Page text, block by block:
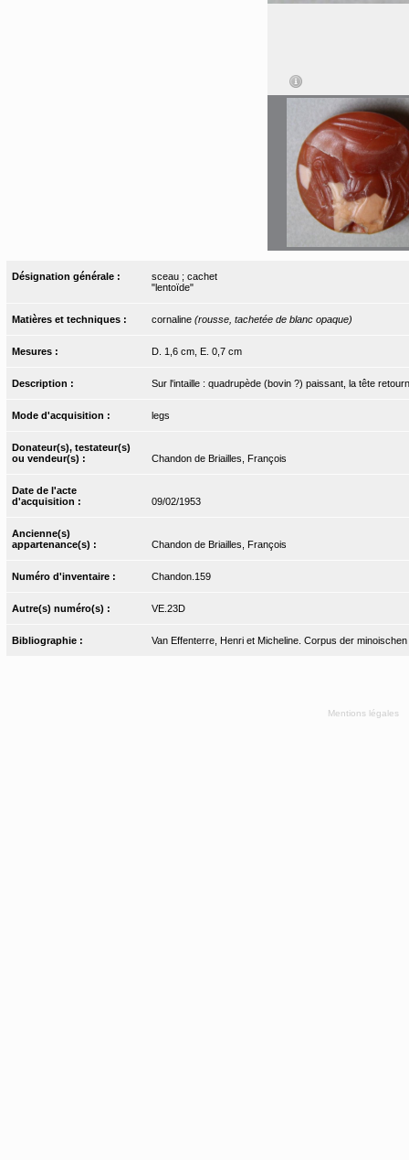
Désignation générale :
sceau ; cachet
"lentoïde"
Matières et techniques : cornaline (rousse, tachetée de blanc opaque)
Mesures : D. 1,6 cm, E. 0,7 cm
Description : Sur l'intaille : quadrupède (bovin ?) paissant, la tête
Mode d'acquisition : legs
Donateur(s), testateur(s)
ou vendeur(s) :
Chandon de Briailles, François
Date de l'acte
d'acquisition :
09/02/1953
Ancienne(s)
appartenance(s) :
Chandon de Briailles, François
Numéro d'inventaire : Chandon.159
Autre(s) numéro(s) : VE.23D
Bibliographie : Van Effenterre, Henri et Micheline. Corpus der
Mentions légales